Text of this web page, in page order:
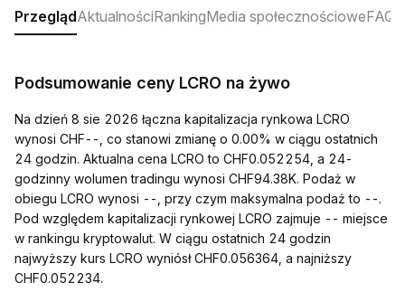
PrzeglądAktualnościRankingMedia społecznościoweFAQ
Podsumowanie ceny LCRO na żywo
Na dzień 8 sie 2026 łączna kapitalizacja rynkowa LCRO
wynosi CHF--, co stanowi zmianę o 0.00% w ciągu ostatnich
24 godzin. Aktualna cena LCRO to CHF0.052254, a 24-
godzinny wolumen tradingu wynosi CHF94.38K. Podaż w
obiegu LCRO wynosi --, przy czym maksymalna podaż to --.
Pod względem kapitalizacji rynkowej LCRO zajmuje -- miejsce
w rankingu kryptowalut. W ciągu ostatnich 24 godzin
najwyższy kurs LCRO wyniósł CHF0.056364, a najniższy
CHF0.052234.